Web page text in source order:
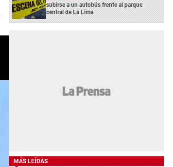
subirse a un autobús frente al parque
central de La Lima
MÁS LEÍDAS